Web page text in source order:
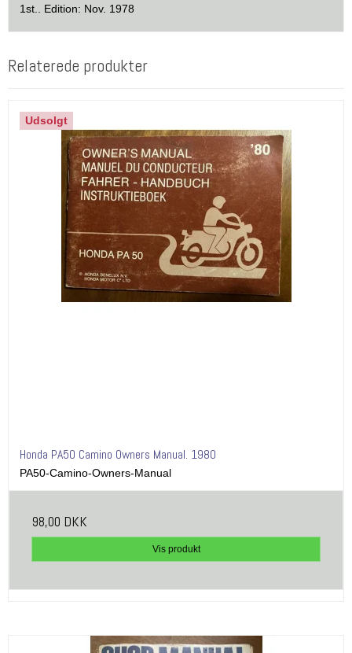
1st.. Edition: Nov. 1978
Relaterede produkter
Udsolgt
Honda PA50 Camino Owners Manual. 1980
PA50-Camino-Owners-Manual
98,00 DKK
Vis produkt